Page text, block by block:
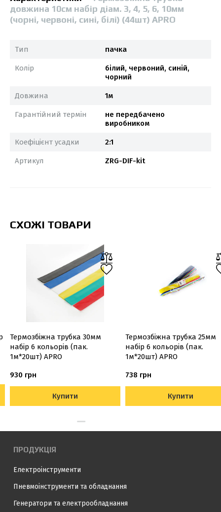
довжина 10см набір діам. 3, 4, 5, 6, 10мм
(чорні, червоні, сині, білі) (44шт) APRO
Тип пачка
Колір
білий, червоний, синій,
чорний
Довжина 1м
Гарантійний термін
не передбачено
виробником
Коефіцієнт усадки 2:1
Артикул ZRG-DIF-kit
СХОЖІ ТОВАРИ
Термозбіжна трубка 30мм
набір 6 кольорів (пак.
1м*20шт) APRO
930 грн
Купити
Термозбіжна трубка 25мм
набір 6 кольорів (пак.
1м*20шт) APRO
738 грн
Купити
ПРОДУКЦІЯ
Електроінструменти
Пневмоінструменти та обладнання
Генератори та електрообладнання